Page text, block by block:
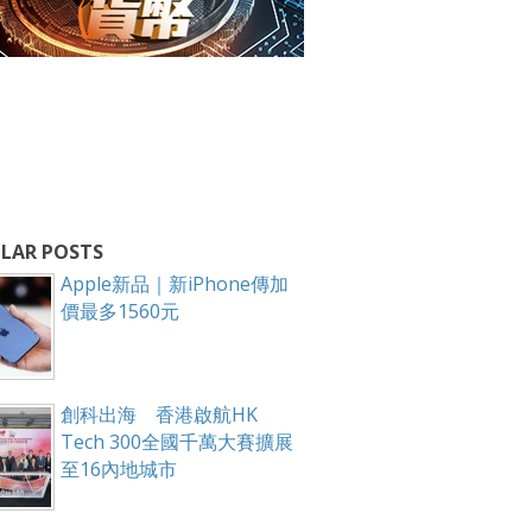
POSTS
Apple新品｜新iPhone傳加
價最多1560元
創科出海 香港啟航HK
Tech 300全國千萬大賽擴展
至16內地城市